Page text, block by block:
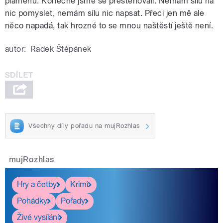
nic pomyslet, nemám sílu nic napsat. Přeci jen mě ale
něco napadá, tak hrozné to se mnou naštěstí ještě není.
autor: Radek Štěpánek
Všechny díly pořadu na mujRozhlas
mujRozhlas
Hry a četby
Krimi
Pohádky
Pořady
Živé vysílání